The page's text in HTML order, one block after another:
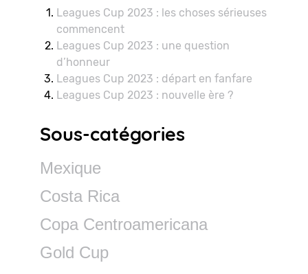
Leagues Cup 2023 : les choses sérieuses
commencent
Leagues Cup 2023 : une question
d’honneur
Leagues Cup 2023 : départ en fanfare
Leagues Cup 2023 : nouvelle ère ?
Sous-catégories
Mexique
Costa Rica
Copa Centroamericana
Gold Cup